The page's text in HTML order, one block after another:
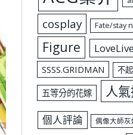
cosplay Fate/stay
Figure
SSSS.GRIDMAN 不
五等分的花嫁 人
個人評論 偶像大師灰